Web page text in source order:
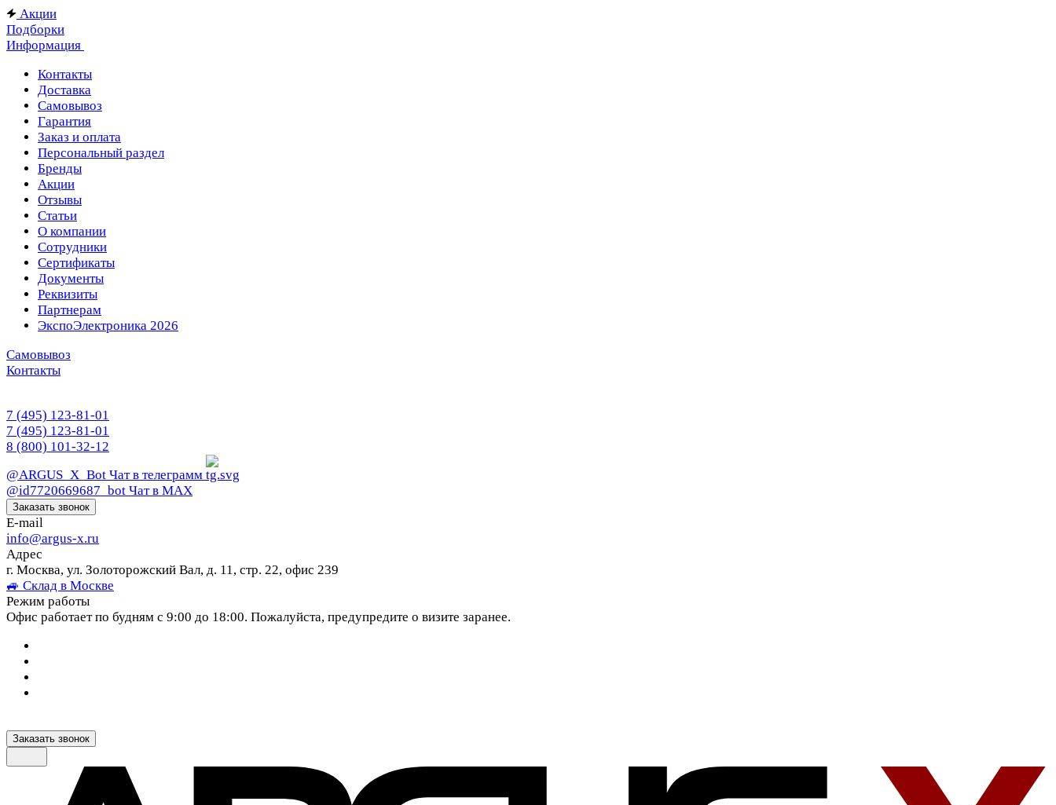
Акции
Подборки
Информация
Контакты
Доставка
Самовывоз
Гарантия
Заказ и оплата
Персональный раздел
Бренды
Акции
Отзывы
Статьи
О компании
Сотрудники
Сертификаты
Документы
Реквизиты
Партнерам
ЭкспоЭлектроника 2026
Самовывоз
Контакты
7 (495) 123-81-01
7 (495) 123-81-01
8 (800) 101-32-12
@ARGUS_X_Bot Чат в телеграмм
@id7720669687_bot Чат в МАХ
Заказать звонок
E-mail
info@argus-x.ru
Адрес
г. Москва, ул. Золоторожский Вал, д. 11, стр. 22, офис 239
🚙 Склад в Москве
Режим работы
Офис работает по будням с 9:00 до 18:00. Пожалуйста, предупредите о визите заранее.
Заказать звонок